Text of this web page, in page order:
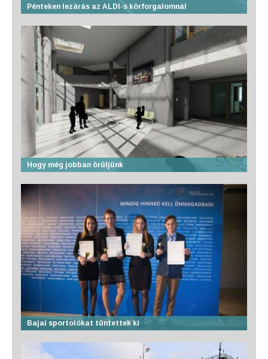
Pénteken lezárás az ALDI-s körforgalomnál
Hogy még jobban örüljünk
Bajai sportolókat tüntettek ki